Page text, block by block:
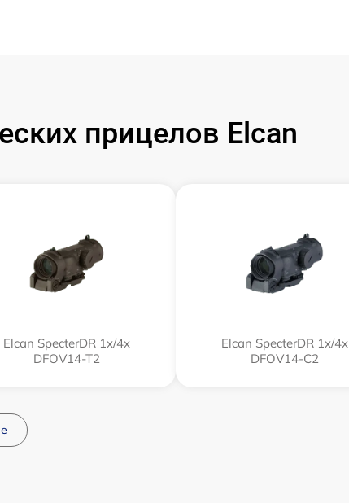
прицелов Elcan
Elcan SpecterDR 1x/4x
DFOV14-T2
Elcan SpecterDR 1x/4x
DFOV14-C2